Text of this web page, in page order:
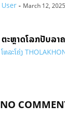
User - March 12, 2025
ຕະຫຼາດໂລກປັບລາ
ໂທລະໂຄ່ງ
NO